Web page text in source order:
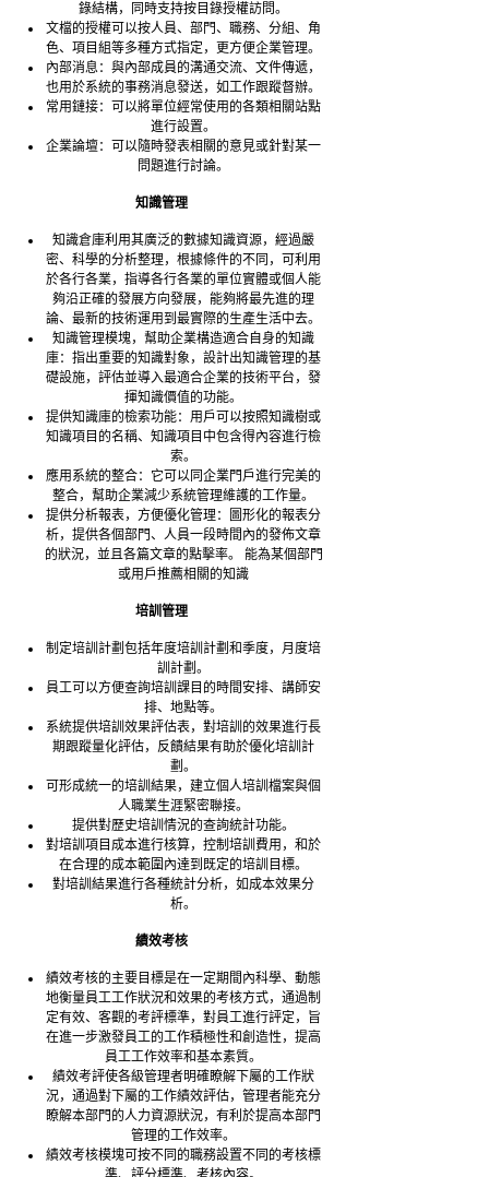
錄結構，同時支持按目錄授權訪問。
文檔的授權可以按人員、部門、職務、分組、角
色、項目組等多種方式指定，更方便企業管理。
內部消息：與內部成員的溝通交流、文件傳遞，
也用於系統的事務消息發送，如工作跟蹤督辦。
常用鏈接：可以將單位經常使用的各類相關站點
進行設置。
企業論壇：可以隨時發表相關的意見或針對某一
問題進行討論。
知識管理
知識倉庫利用其廣泛的數據知識資源，經過嚴
密、科學的分析整理，根據條件的不同，可利用
於各行各業，指導各行各業的單位實體或個人能
夠沿正確的發展方向發展，能夠將最先進的理
論、最新的技術運用到最實際的生產生活中去。
知識管理模塊，幫助企業構造適合自身的知識
庫：指出重要的知識對象，設計出知識管理的基
礎設施，評估並導入最適合企業的技術平台，發
揮知識價值的功能。
提供知識庫的檢索功能：用戶可以按照知識樹或
知識項目的名稱、知識項目中包含得內容進行檢
索。
應用系統的整合：它可以同企業門戶進行完美的
整合，幫助企業減少系統管理維護的工作量。
提供分析報表，方便優化管理：圖形化的報表分
析，提供各個部門、人員一段時間內的發佈文章
的狀況，並且各篇文章的點擊率。 能為某個部門
或用戶推薦相關的知識
培訓管理
制定培訓計劃包括年度培訓計劃和季度，月度培
訓計劃。
員工可以方便查詢培訓課目的時間安排、講師安
排、地點等。
系統提供培訓效果評估表，對培訓的效果進行長
期跟蹤量化評估，反饋結果有助於優化培訓計
劃。
可形成統一的培訓結果，建立個人培訓檔案與個
人職業生涯緊密聯接。
提供對歷史培訓情況的查詢統計功能。
對培訓項目成本進行核算，控制培訓費用，和於
在合理的成本範圍內達到既定的培訓目標。
對培訓結果進行各種統計分析，如成本效果分
析。
績效考核
績效考核的主要目標是在一定期間內科學、動態
地衡量員工工作狀況和效果的考核方式，通過制
定有效、客觀的考評標準，對員工進行評定，旨
在進一步激發員工的工作積極性和創造性，提高
員工工作效率和基本素質。
績效考評使各級管理者明確瞭解下屬的工作狀
況，通過對下屬的工作績效評估，管理者能充分
瞭解本部門的人力資源狀況，有利於提高本部門
管理的工作效率。
績效考核模塊可按不同的職務設置不同的考核標